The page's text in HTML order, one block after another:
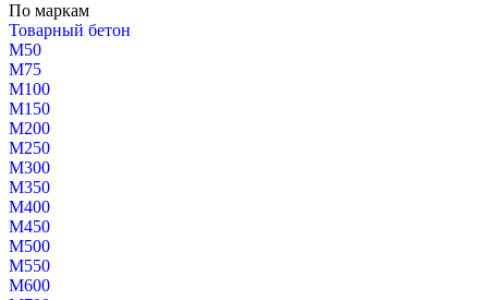
По маркам
Товарный бетон
М50
М75
М100
М150
М200
М250
М300
М350
М400
М450
М500
М550
М600